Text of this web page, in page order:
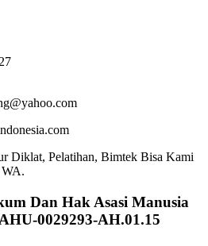
Diklat, Pelatihan, Bimtek Bisa Kami
Dan Hak Asasi Manusia
0029293-AH.01.15